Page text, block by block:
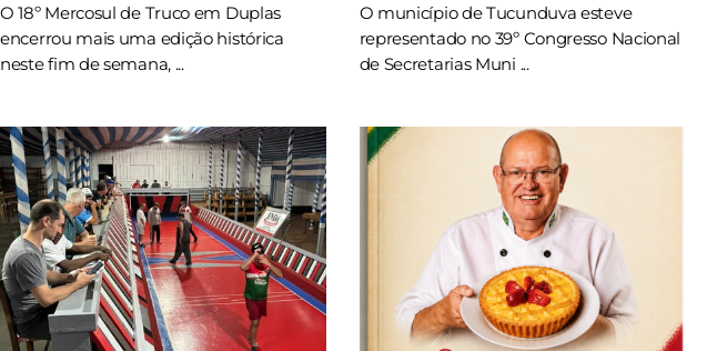
O 18º Mercosul de Truco em Duplas
encerrou mais uma edição histórica
neste fim de semana, ...
O município de Tucunduva esteve
representado no 39º Congresso Nacional
de Secretarias Muni ...